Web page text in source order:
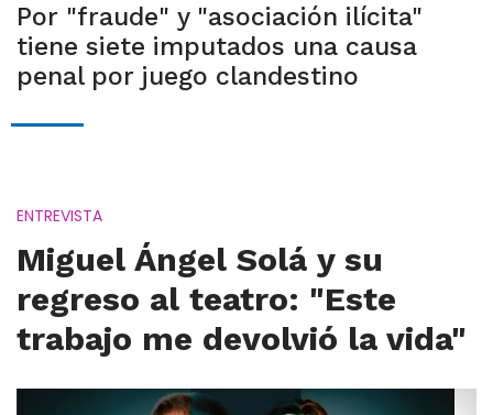
Por "fraude" y "asociación ilícita"
tiene siete imputados una causa
penal por juego clandestino
ENTREVISTA
Miguel Ángel Solá y su
regreso al teatro: "Este
trabajo me devolvió la vida"